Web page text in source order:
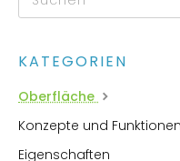
KATEGORIEN
Oberfläche
Konzepte und Funktionen
Eigenschaften